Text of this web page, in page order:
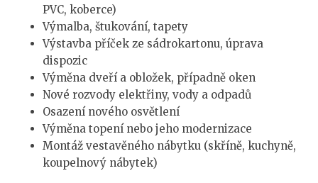
PVC, koberce)
Výmalba, štukování, tapety
Výstavba příček ze sádrokartonu, úprava
dispozic
Výměna dveří a obložek, případně oken
Nové rozvody elektřiny, vody a odpadů
Osazení nového osvětlení
Výměna topení nebo jeho modernizace
Montáž vestavěného nábytku (skříně, kuchyně,
koupelnový nábytek)